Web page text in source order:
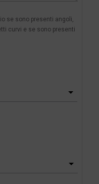
se sono presenti angoli,
curvi e se sono presenti